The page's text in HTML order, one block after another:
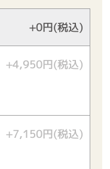
+0円(税込)
+4,950円(税込)
+7,150円(税込)